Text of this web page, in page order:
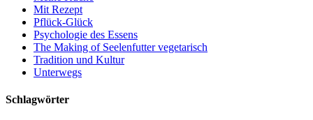
Mit Rezept
Pflück-Glück
Psychologie des Essens
The Making of Seelenfutter vegetarisch
Tradition und Kultur
Unterwegs
Schlagwörter